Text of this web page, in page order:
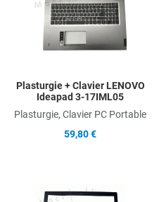
Add to Compare
Quick View
Plasturgie + Clavier LENOVO
Ideapad 3-17IML05
Plasturgie, Clavier PC Portable
59,80 €